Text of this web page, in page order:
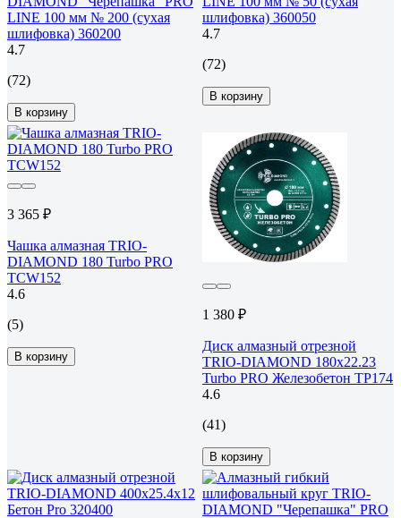
LINE 100 мм № 200 (сухая
шлифовка) 360200
4.7
(72)
В корзину
шлифовка) 360050
4.7
(72)
В корзину
3 365 ₽
Чашка алмазная TRIO-
DIAMOND 180 Turbo PRO
TCW152
4.6
(5)
В корзину
1 380 ₽
Диск алмазный отрезной
TRIO-DIAMOND 180x22.23
Turbo PRO Железобетон TP174
4.6
(41)
В корзину